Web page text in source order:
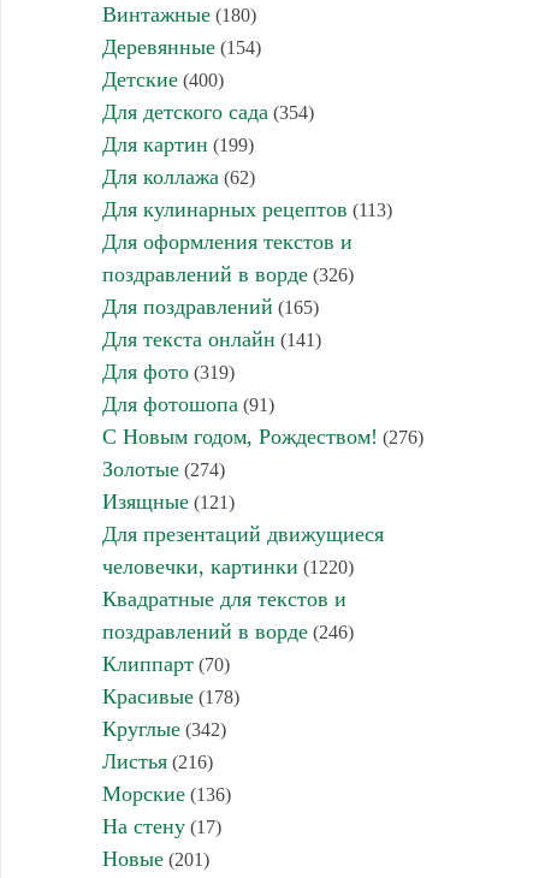
Винтажные(180)
Деревянные(154)
Детские(400)
Для детского сада (354)
Для картин (199)
Для коллажа (62)
Для кулинарных рецептов (113)
Для оформления текстов и
поздравлений в ворде(326)
Для поздравлений (165)
Для текста онлайн (141)
Для фото(319)
Для фотошопа (91)
С Новым годом, Рождеством! (276)
Золотые(274)
Изящные(121)
Для презентаций движущиеся
человечки, картинки (1220)
Квадратные для текстов и
поздравлений в ворде(246)
Клиппарт(70)
Красивые(178)
Круглые(342)
Листья(216)
Морские(136)
На стену(17)
Новые(201)